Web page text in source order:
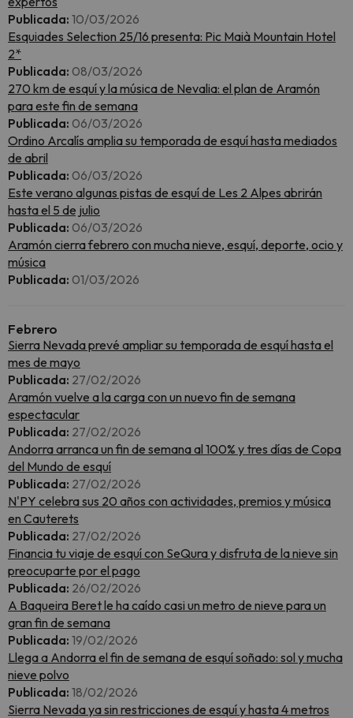
Publicada: 10/03/2026
Esquiades Selection 25/16 presenta: Pic Maià Mountain Hotel
2*
Publicada: 08/03/2026
270 km de esquí y la música de Nevalia: el plan de Aramón
para este fin de semana
Publicada: 06/03/2026
Ordino Arcalís amplia su temporada de esquí hasta mediados
de abril
Publicada: 06/03/2026
Este verano algunas pistas de esquí de Les 2 Alpes abrirán
hasta el 5 de julio
Publicada: 06/03/2026
Aramón cierra febrero con mucha nieve, esquí, deporte, ocio y
música
Publicada: 01/03/2026
Febrero
Sierra Nevada prevé ampliar su temporada de esquí hasta el
mes de mayo
Publicada: 27/02/2026
Aramón vuelve a la carga con un nuevo fin de semana
espectacular
Publicada: 27/02/2026
Andorra arranca un fin de semana al 100% y tres días de Copa
del Mundo de esquí
Publicada: 27/02/2026
N'PY celebra sus 20 años con actividades, premios y música
en Cauterets
Publicada: 27/02/2026
Financia tu viaje de esquí con SeQura y disfruta de la nieve sin
preocuparte por el pago
Publicada: 26/02/2026
A Baqueira Beret le ha caído casi un metro de nieve para un
gran fin de semana
Publicada: 19/02/2026
Llega a Andorra el fin de semana de esquí soñado: sol y mucha
nieve polvo
Publicada: 18/02/2026
Sierra Nevada ya sin restricciones de esquí y hasta 4 metros